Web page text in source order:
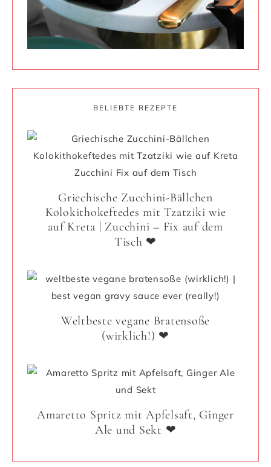
BELIEBTE REZEPTE
Griechische Zucchini-Bällchen
Kolokithokeftedes mit Tzatziki wie
auf Kreta | Zucchini – Fix auf dem
Tisch ❤
Weltbeste vegane Bratensoße
(wirklich!) ❤
Amaretto Spritz mit Apfelsaft, Ginger
Ale und Sekt ❤